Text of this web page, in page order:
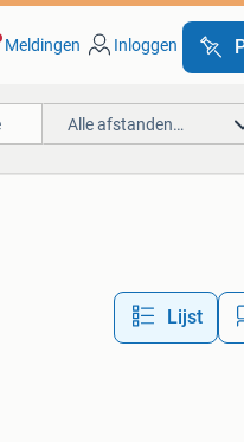
Meldingen Inloggen
Alle afstanden…
Lijst